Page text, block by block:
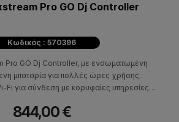
Pro GO Dj Controller
Κωδικός : 570396
Pro GO Dj Controller, με ενσωματωμένη
μπαταρία για πολλές ώρες χρήσης.
για σύνδεση με κορυφαίες υπηρεσίες
844,00 €